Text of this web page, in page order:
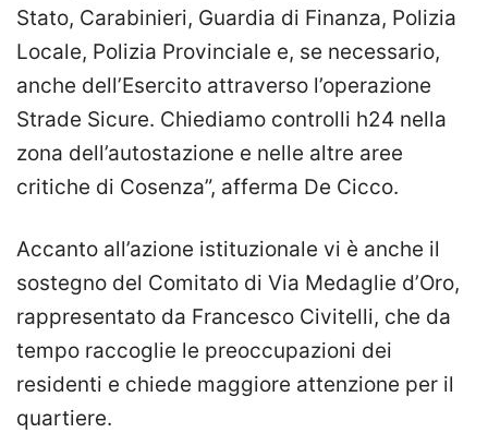
Stato, Carabinieri, Guardia di Finanza, Polizia
Locale, Polizia Provinciale e, se necessario,
anche dell’Esercito attraverso l’operazione
Strade Sicure. Chiediamo controlli h24 nella
zona dell’autostazione e nelle altre aree
critiche di Cosenza”, afferma De Cicco.
Accanto all’azione istituzionale vi è anche il
sostegno del Comitato di Via Medaglie d’Oro,
rappresentato da Francesco Civitelli, che da
tempo raccoglie le preoccupazioni dei
residenti e chiede maggiore attenzione per il
quartiere.